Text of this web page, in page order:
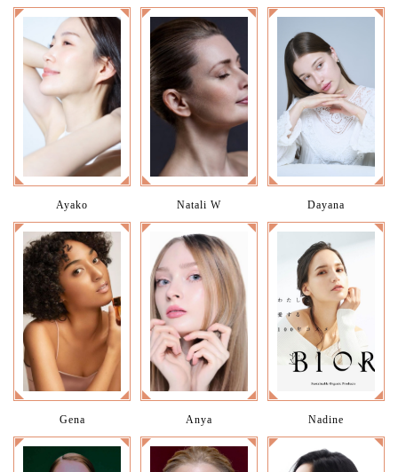
Ayako Natali W Dayana
Gena Anya Nadine